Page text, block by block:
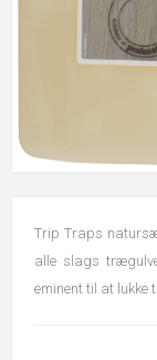
Trip Traps
alle slags
eminent til at lukke